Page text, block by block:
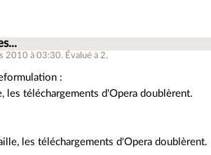
2010 à 03:30. Évalué à 2.
:
téléchargements d'Opera doublèrent.
les téléchargements d'Opera doublèrent.